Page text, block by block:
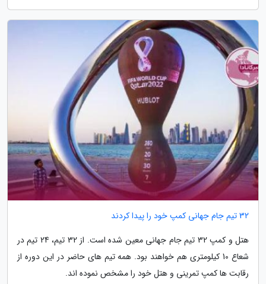
32 تیم جام جهانی کمپ خود را پیدا کردند
هتل و کمپ 32 تیم جام جهانی معین شده است. از 32 تیم، 24 تیم در
شعاع 10 کیلومتری هم خواهند بود. همه تیم های حاضر در این دوره از
رقابت ها کمپ تمرینی و هتل خود را مشخص نموده اند.